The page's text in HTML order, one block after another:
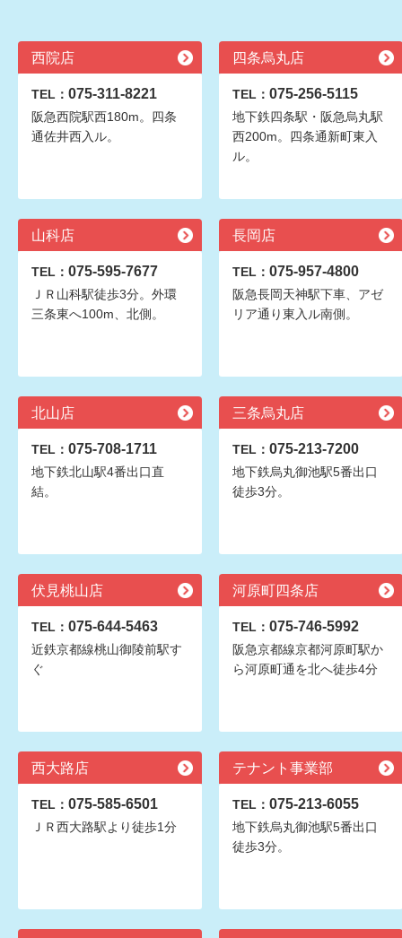
西院店
TEL： 075-311-8221
阪急西院駅西180m。四条
通佐井西入ル。
四条烏丸店
TEL： 075-256-5115
地下鉄四条駅・阪急烏丸駅
西200m。四条通新町東入
ル。
山科店
TEL： 075-595-7677
ＪＲ山科駅徒歩3分。外環
三条東へ100m、北側。
長岡店
TEL： 075-957-4800
阪急長岡天神駅下車、アゼ
リア通り東入ル南側。
北山店
TEL： 075-708-1711
地下鉄北山駅4番出口直
結。
三条烏丸店
TEL： 075-213-7200
地下鉄烏丸御池駅5番出口
徒歩3分。
伏見桃山店
TEL： 075-644-5463
近鉄京都線桃山御陵前駅す
ぐ
河原町四条店
TEL： 075-746-5992
阪急京都線京都河原町駅か
ら河原町通を北へ徒歩4分
西大路店
TEL： 075-585-6501
ＪＲ西大路駅より徒歩1分
テナント事業部
TEL： 075-213-6055
地下鉄烏丸御池駅5番出口
徒歩3分。